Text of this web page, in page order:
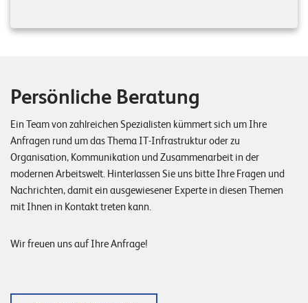
Persönliche Beratung
Ein Team von zahlreichen Spezialisten kümmert sich um Ihre
Anfragen rund um das Thema IT-Infrastruktur oder zu
Organisation, Kommunikation und Zusammenarbeit in der
modernen Arbeitswelt. Hinterlassen Sie uns bitte Ihre Fragen und
Nachrichten, damit ein ausgewiesener Experte in diesen Themen
mit Ihnen in Kontakt treten kann.
Wir freuen uns auf Ihre Anfrage!